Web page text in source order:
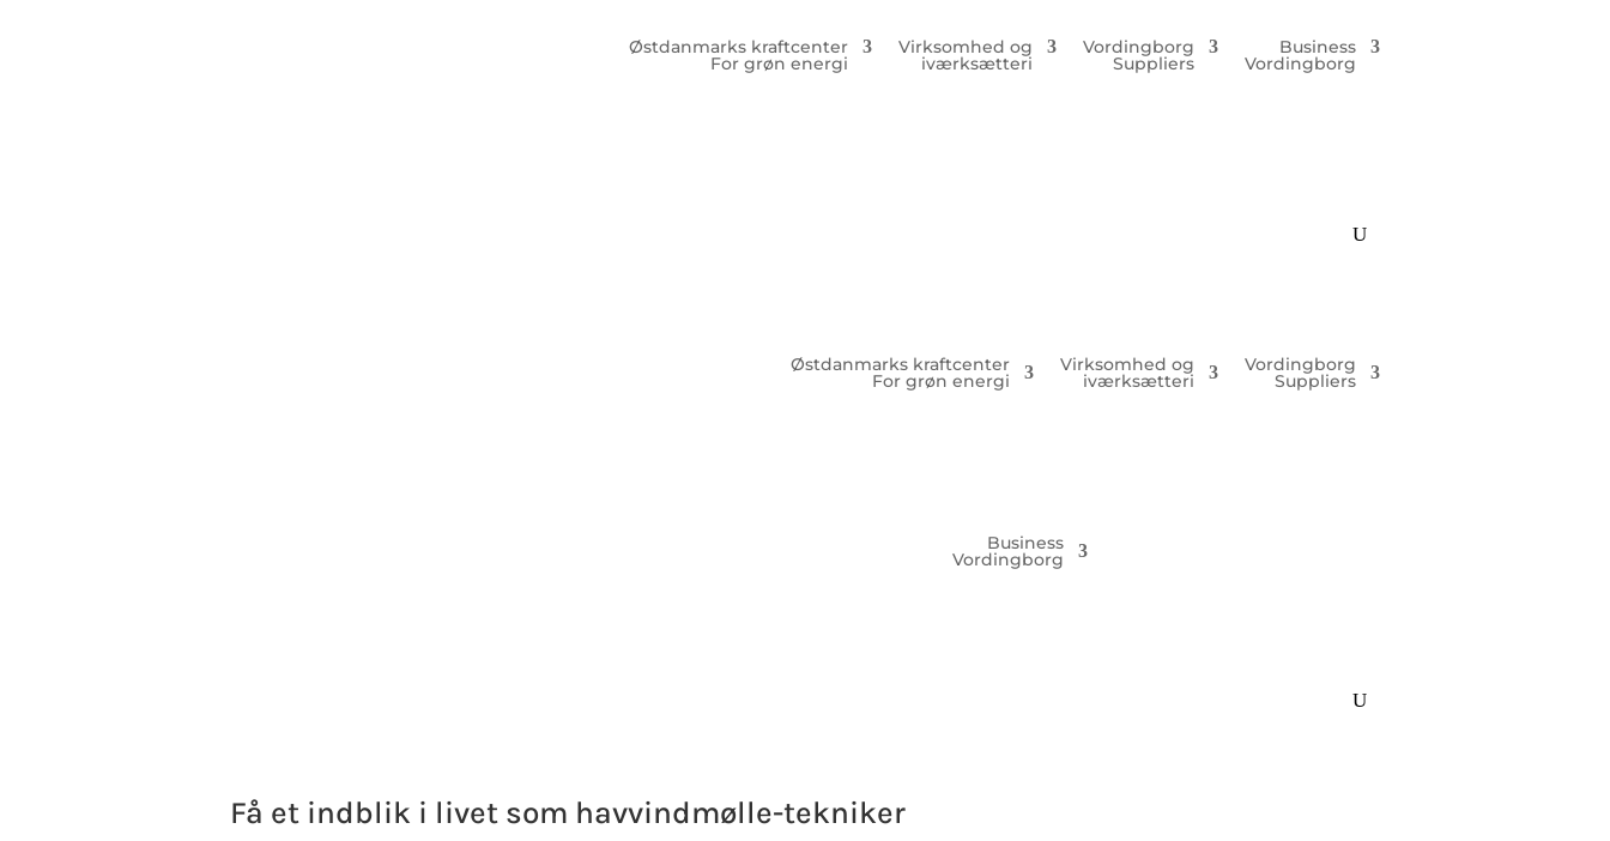
Østdanmarks kraftcenter
For grøn energi
Virksomhed og
iværksætteri
Vordingborg
Suppliers
Business
Vordingborg
Østdanmarks kraftcenter
For grøn energi
Virksomhed og
iværksætteri
Vordingborg
Suppliers
Business
Vordingborg
Få et indblik i livet som havvindmølle-tekniker